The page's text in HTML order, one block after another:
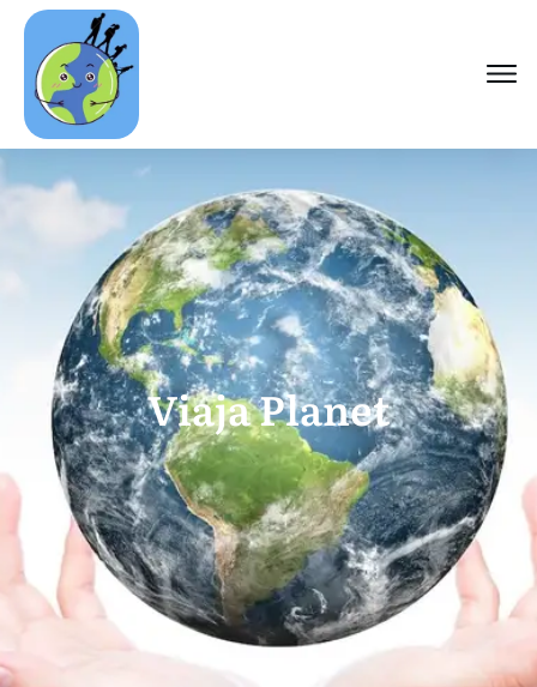
Viaja Planet